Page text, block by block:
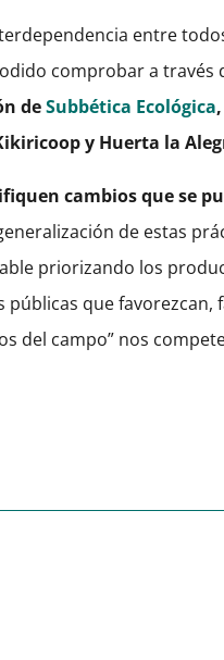
entre
comprobar a través
deSubbética Ecológica,
y Huerta la
cambios que se
de estas
priorizando los
que favorezcan,
del campo” nos